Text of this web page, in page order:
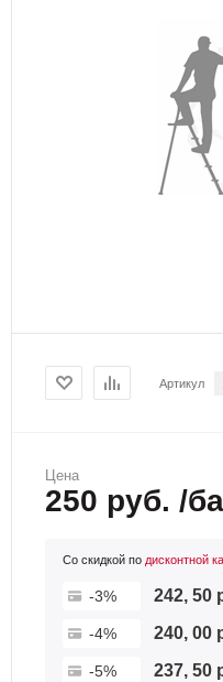
Артикул
Цена
250 руб. /
Со скидкой по дисконтной
-3% 242, 50
-4% 240, 00
-5% 237, 50